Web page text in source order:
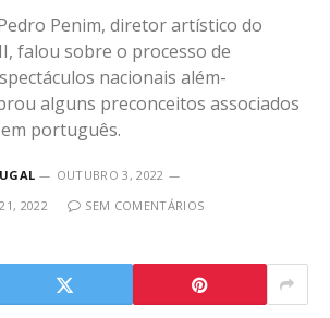
Penim, diretor artístico do
falou sobre o processo de
nacionais além-
alguns preconceitos associados
português.
OUTUBRO 3, 2022
2022
SEM COMENTÁRIOS